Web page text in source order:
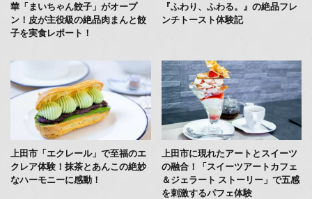
華「まいちゃん餃子」がオープ
ン！皮が主役級の絶品肉まんと餃
子を実食レポート！
『ふわり、ふわる。』の絶品フレ
ンチトースト体験記
上田市「エクレール」で至福のエ
クレア体験！抹茶とあんこの絶妙
なハーモニーに感動！
上田市に現れたアートとスイーツ
の融合！「スイーツアートカフェ
＆ジェラート ストーリー」で五感
を刺激するパフェ体験